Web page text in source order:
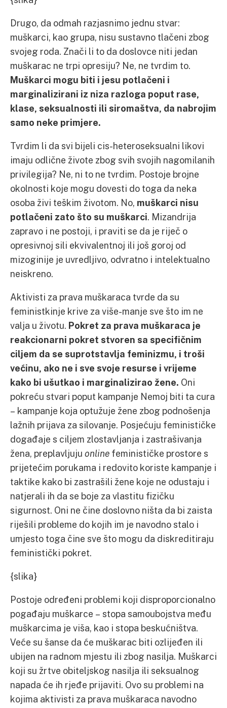
Drugo, da odmah razjasnimo jednu stvar:
muškarci, kao grupa, nisu sustavno tlačeni zbog
svojeg roda. Znači li to da doslovce niti jedan
muškarac ne trpi opresiju? Ne, ne tvrdim to.
Muškarci mogu biti i jesu potlačeni i
marginalizirani iz niza razloga poput rase,
klase, seksualnosti ili siromaštva, da nabrojim
samo neke primjere.
Tvrdim li da svi bijeli cis-heteroseksualni likovi
imaju odlične živote zbog svih svojih nagomilanih
privilegija? Ne, ni to ne tvrdim. Postoje brojne
okolnosti koje mogu dovesti do toga da neka
osoba živi teškim životom. No, muškarci nisu
potlačeni zato što su muškarci. Mizandrija
zapravo i ne postoji, i praviti se da je riječ o
opresivnoj sili ekvivalentnoj ili još goroj od
mizoginije je uvredljivo, odvratno i intelektualno
neiskreno.
Aktivisti za prava muškaraca tvrde da su
feministkinje krive za više-manje sve što im ne
valja u životu. Pokret za prava muškaraca je
reakcionarni pokret stvoren sa specifičnim
ciljem da se suprotstavlja feminizmu, i troši
većinu, ako ne i sve svoje resurse i vrijeme
kako bi ušutkao i marginalizirao žene. Oni
pokreću stvari poput kampanje Nemoj biti ta cura
– kampanje koja optužuje žene zbog podnošenja
lažnih prijava za silovanje. Posjećuju feminističke
događaje s ciljem zlostavljanja i zastrašivanja
žena, preplavljuju online feminističke prostore s
prijetećim porukama i redovito koriste kampanje i
taktike kako bi zastrašili žene koje ne odustaju i
natjerali ih da se boje za vlastitu fizičku
sigurnost. Oni ne čine doslovno ništa da bi zaista
riješili probleme do kojih im je navodno stalo i
umjesto toga čine sve što mogu da diskreditiraju
feministički pokret.
{slika}
Postoje određeni problemi koji disproporcionalno
pogađaju muškarce – stopa samoubojstva među
muškarcima je viša, kao i stopa beskućništva.
Veće su šanse da će muškarac biti ozlijeđen ili
ubijen na radnom mjestu ili zbog nasilja. Muškarci
koji su žrtve obiteljskog nasilja ili seksualnog
napada će ih rjeđe prijaviti. Ovo su problemi na
kojima aktivisti za prava muškaraca navodno